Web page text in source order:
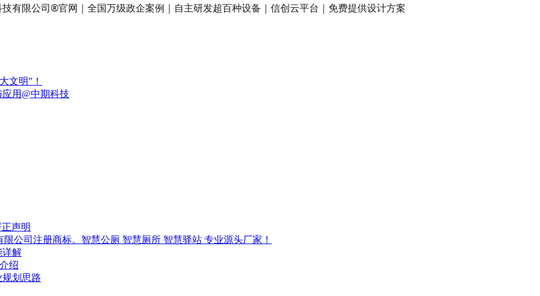
文明”！
用@中期科技
声明
公司注册商标。智慧公厕 智慧厕所 智慧驿站 专业源头厂家！
详解
绍
规划思路